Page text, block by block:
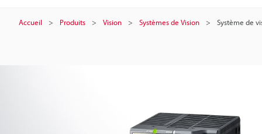
Accueil Produits Vision Systèmes de Vision Système de
è